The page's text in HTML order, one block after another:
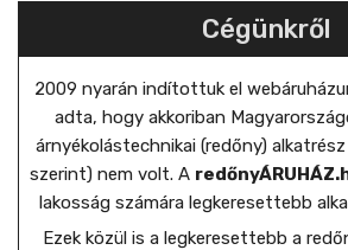
Cégünkről
2009 nyarán indítottuk el
adta, hogy akkoriban
árnyékolástechnikai (redőny)
szerint) nem volt. A
lakosság számára legkeresettebb
Ezek közül is a legkeresettebb a